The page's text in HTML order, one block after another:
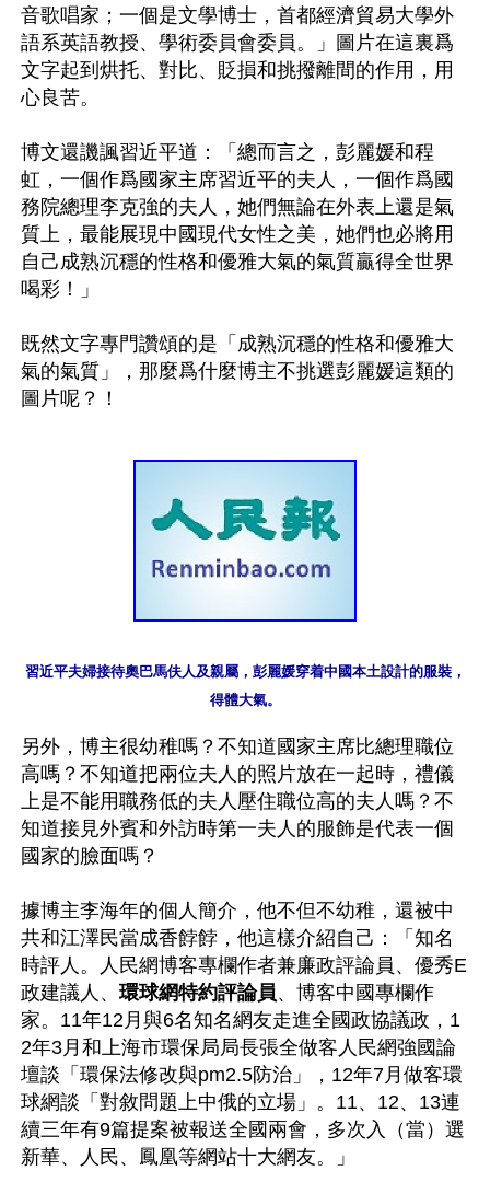
音歌唱家；一個是文學博士，首都經濟貿易大學外
語系英語教授、學術委員會委員。」圖片在這裏爲
文字起到烘托、對比、貶損和挑撥離間的作用，用
心良苦。
博文還譏諷習近平道：「總而言之，彭麗媛和程
虹，一個作爲國家主席習近平的夫人，一個作爲國
務院總理李克強的夫人，她們無論在外表上還是氣
質上，最能展現中國現代女性之美，她們也必將用
自己成熟沉穩的性格和優雅大氣的氣質贏得全世界
喝彩！」
既然文字專門讚頌的是「成熟沉穩的性格和優雅大
氣的氣質」，那麼爲什麼博主不挑選彭麗媛這類的
習近平夫婦接待奧巴馬伕人及親屬，彭麗媛穿着中國本土設計的服裝，
得體大氣。
另外，博主很幼稚嗎？不知道國家主席比總理職位
高嗎？不知道把兩位夫人的照片放在一起時，禮儀
上是不能用職務低的夫人壓住職位高的夫人嗎？不
知道接見外賓和外訪時第一夫人的服飾是代表一個
國家的臉面嗎？
據博主李海年的個人簡介，他不但不幼稚，還被中
共和江澤民當成香餑餑，他這樣介紹自己：「知名
時評人。人民網博客專欄作者兼廉政評論員、優秀E
政建議人、 環球網特約評論員、博客中國專欄作
家。11年12月與6名知名網友走進全國政協議政，1
2年3月和上海市環保局局長張全做客人民網強國論
壇談「環保法修改與pm2.5防治」，12年7月做客環
球網談「對敘問題上中俄的立場」。11、12、13連
續三年有9篇提案被報送全國兩會，多次入（當）選
新華、人民、鳳凰等網站十大網友。」